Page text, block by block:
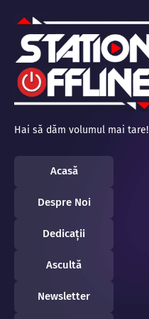
conținut
Hai să dăm volumul mai tare!
Acasă
Despre Noi
Dedicații
Ascultă
Newsletter